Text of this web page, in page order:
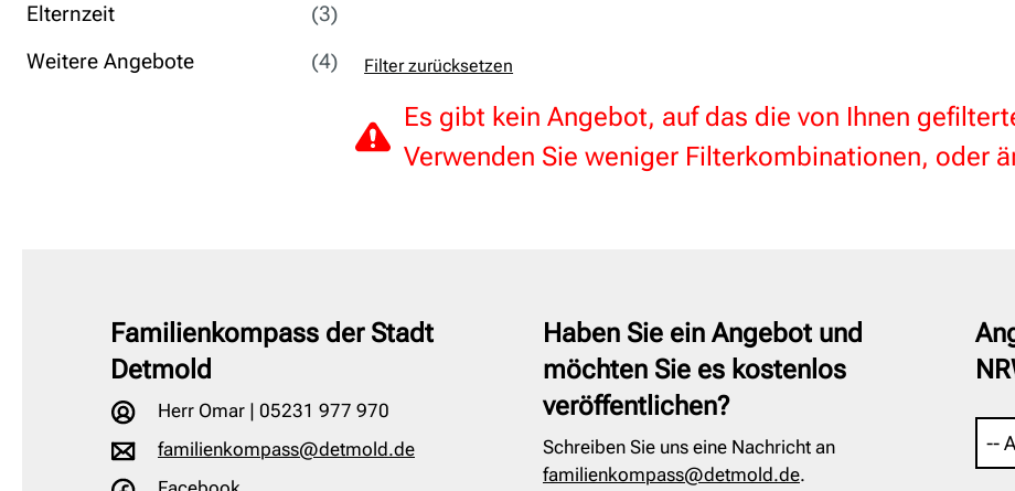
Elternzeit
(3)
Weitere Angebote
(4)
Filter zurücksetzen
Es gibt kein Angebot, auf das die von Ihnen
Verwenden Sie weniger Filterkombinationen, oder
Familienkompass der Stadt
Detmold
Herr Omar | 05231 977 970
familienkompass@detmold.de
Haben Sie ein Angebot und
möchten Sie es kostenlos
veröffentlichen?
Schreiben Sie uns eine Nachricht an
familienkompass@detmold.de.